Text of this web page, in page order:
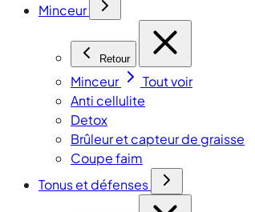
Minceur
Retour
Minceur
Tout voir
Anti cellulite
Detox
Brûleur et capteur de graisse
Coupe faim
Tonus et défenses